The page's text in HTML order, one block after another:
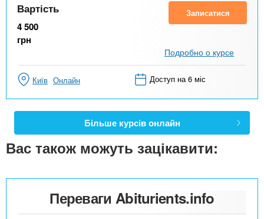
Вартість
4 500
грн
Записатися
Подробно о курсе
Київ Онлайн Доступ на 6 міс
Більше курсів онлайн
Вас також можуть зацікавити:
Переваги Abiturients.info